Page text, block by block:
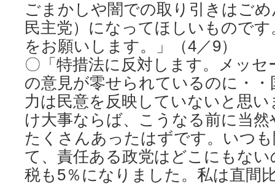
ごまかしや闇での取り引きはご
民主党）になってほしいもので
をお願いします。」（4／9）
〇「特措法に反対します。メッ
の意見が零せられているのに・
力は民意を反映していないと思
け大事ならば、こうなる前に当
たくさんあったはずです。いつ
て、責任ある政党はどこにもな
税も5％になりました。私は直間